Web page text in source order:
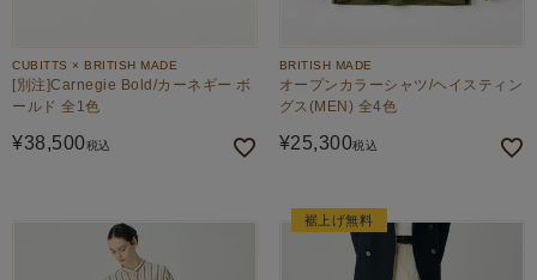
CUBITTS × BRITISH MADE
[別注]Carnegie Bold/カーネギー ボ
ールド 全1色
¥38,500税込
BRITISH MADE
オープンカラーシャツ/ヘイスティン
グス(MEN) 全4色
¥25,300税込
裾上げ無料